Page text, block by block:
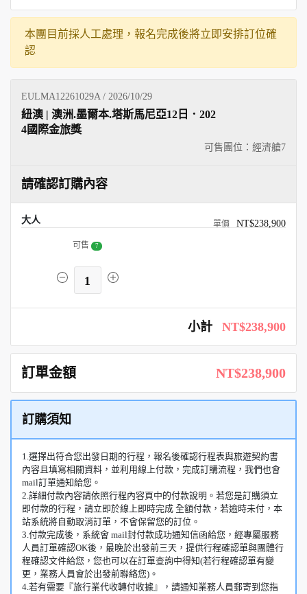
本團目前採人工處理，報名完成後將立即安排訂位確
認
EULMA12261029A / 2026/10/29
可售團位：經濟艙7
紐澳 | 澳洲.墨爾本.塔斯馬尼亞12日．202
4國際金旅獎
請確認訂購內容
大人 NT$238,900
可售 7
1
小計 NT$238,900
訂單金額 NT$238,900
訂購須知
1.選擇出符合您出發日期的行程，報名後確認行程表與旅遊契約書
內容且填寫相關資料，並利用線上付款，完成訂購流程，我們也會
mail訂單通知給您。
2.詳細付款內容請依照行程內容頁中的付款說明。若您是訂購須立
即付款的行程，請立即於線上即時完成 全額付款，若逾時未付，本
站系統將自動取消訂單，不會保留您的訂位。
3.付款完成後，系統會 mail封付款成功通知信函給您，經專屬服務
人員訂單確認OK後，最晚於出發前三天，提供行程確認單與團體行
程確認文件給您，您也可以在訂單查詢中得知(若行程確認單有變
更，業務人員會於出發前聯絡您)。
4.若有需要『旅行業代收轉付收據』，請通知業務人員郵寄到您指